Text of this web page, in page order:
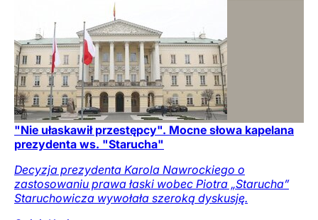
"Nie ułaskawił przestępcy". Mocne słowa kapelana
prezydenta ws. "Starucha"
Decyzja prezydenta Karola Nawrockiego o
zastosowaniu prawa łaski wobec Piotra „Starucha”
Staruchowicza wywołała szeroką dyskusję.